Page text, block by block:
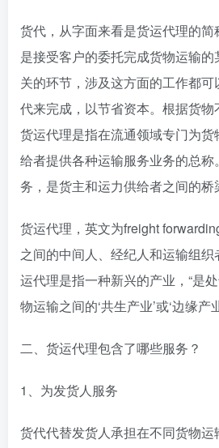
货代，从字面来看是货运代理的
是接受客户的委托完成货物运输
关的环节，涉及这方面的工作都
代来完成，以节省资本。根据货物
货运代理是指在流通领域专门为
给者提供各种运输服务业务的总称
务，是货主和运力供给者之间的桥
货运代理，英文为freight
之间的中间人、经纪人和运输组织
运代理是指一种新兴的产业，“是
物运输之间的‘共生产业’或‘边缘产业
二、货运代理包含了哪些服务？
1、为发货人服务
货代代替发货人承担在不同货物